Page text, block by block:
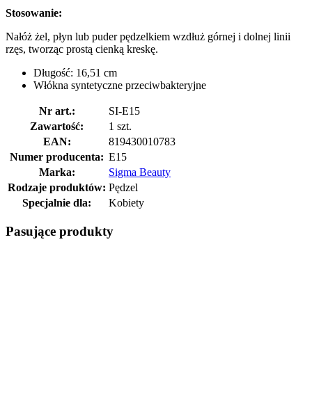
Stosowanie:
Nałóż żel, płyn lub puder pędzelkiem wzdłuż górnej i dolnej linii
rzęs, tworząc prostą cienką kreskę.
Długość: 16,51 cm
Włókna syntetyczne przeciwbakteryjne
Nr art.:
SI-E15
Zawartość:
1 szt.
EAN:
819430010783
Numer producenta: E15
Marka:
Sigma Beauty
Rodzaje produktów: Pędzel
Specjalnie dla:
Kobiety
Pasujące produkty